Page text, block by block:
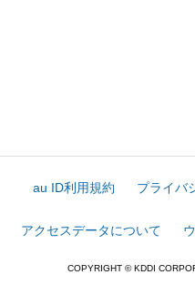
au ID利用規約 プライバ
アクセスデータについて
COPYRIGHT © KDDI